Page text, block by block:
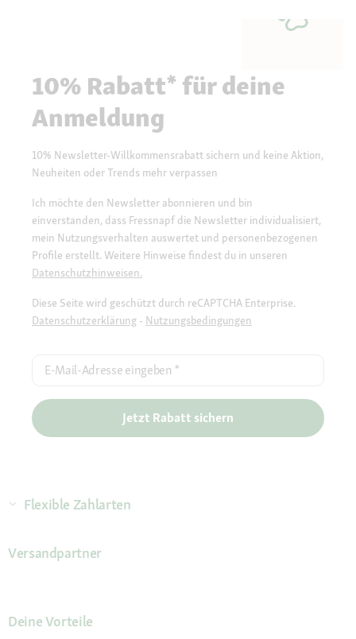
10% Rabatt* für deine
Anmeldung
10% Newsletter-Willkommensrabatt sichern und keine Aktion,
Neuheiten oder Trends mehr verpassen
Ich möchte den Newsletter abonnieren und bin
einverstanden, dass Fressnapf die Newsletter individualisiert,
mein Nutzungsverhalten auswertet und personenbezogenen
Profile erstellt. Weitere Hinweise findest du in unseren
Datenschutzhinweisen.
Diese Seite wird geschützt durch reCAPTCHA Enterprise.
Datenschutzerklärung - Nutzungsbedingungen
E-Mail-Adresse eingeben *
Jetzt Rabatt sichern
Flexible Zahlarten
Versandpartner
Deine Vorteile